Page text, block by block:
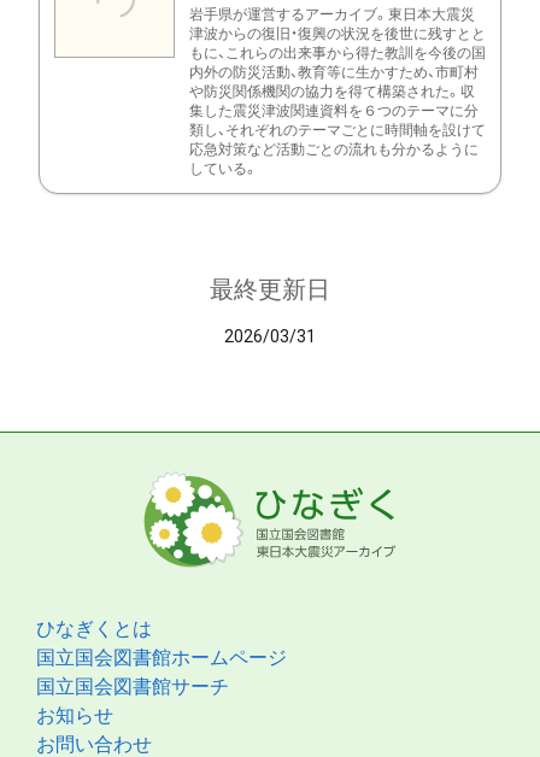
岩手県が運営するアーカイブ。東日本大震災
津波からの復旧・復興の状況を後世に残すとと
もに、これらの出来事から得た教訓を今後の国
内外の防災活動、教育等に生かすため、市町村
や防災関係機関の協力を得て構築された。収
集した震災津波関連資料を６つのテーマに分
類し、それぞれのテーマごとに時間軸を設けて
応急対策など活動ごとの流れも分かるように
している。
最終更新日
2026/03/31
ひなぎくとは
国立国会図書館ホームページ
国立国会図書館サーチ
お知らせ
お問い合わせ